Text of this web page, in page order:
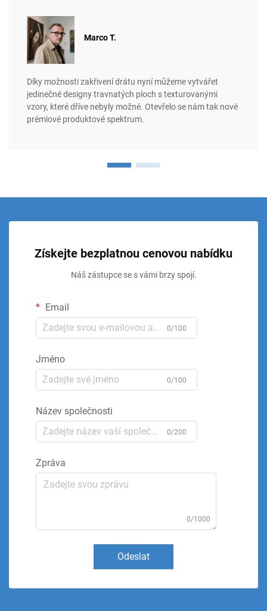
Marco T.
Díky možnosti zakřivení drátu nyní můžeme vytvářet
jedinečné designy travnatých ploch s texturovanými
vzory, které dříve nebyly možné. Otevřelo se nám tak nové
prémiové produktové spektrum.
Získejte bezplatnou cenovou nabídku
Náš zástupce se s vámi brzy spojí.
Email
0/100
Jméno
0/100
Název společnosti
0/200
Zpráva
0/1000
Odeslat